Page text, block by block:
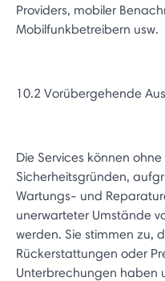
Providers, mobiler
Mobilfunkbetreibern usw.
10.2 Vorübergehende
Die Services können
Sicherheitsgründen,
Wartungs- und
unerwarteter Umstände
werden. Sie stimmen zu,
Rückerstattungen oder
Unterbrechungen haben